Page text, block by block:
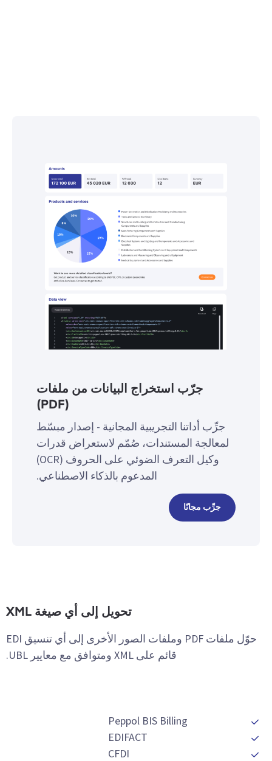
جرّب استخراج البيانات من ملفات
جرِّب أداتنا التجريبية المجانية - إصدار مبسّط
لمعالجة المستندات، صُمّم لاستعراض قدرات
وكيل التعرف الضوئي على الحروف (OCR)
المدعوم بالذكاء الاصطناعي.
جرِّب مجانًا
تحويل إلى أي صيغة XML
حوّل ملفات PDF وملفات الصور الأخرى إلى أي تنسيق EDI
قائم على XML ومتوافق مع معايير UBL.
Peppol BIS Billing
EDIFACT
CFDI